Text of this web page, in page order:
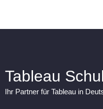
Tableau
Ihr Partner für Tableau in